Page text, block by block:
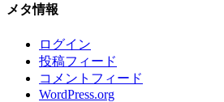
メタ情報
ログイン
投稿フィード
コメントフィード
WordPress.org